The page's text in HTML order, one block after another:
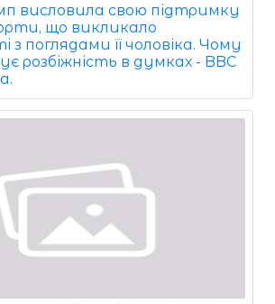
висловила свою підтримку
що викликало
з поглядами її чоловіка. Чому
розбіжність в думках - BBC